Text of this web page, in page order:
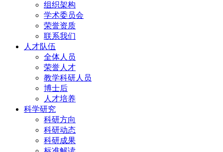
组织架构
学术委员会
荣誉资质
联系我们
人才队伍
全体人员
荣誉人才
教学科研人员
博士后
人才培养
科学研究
科研方向
科研动态
科研成果